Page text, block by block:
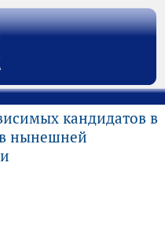
кандидатов в
нынешней